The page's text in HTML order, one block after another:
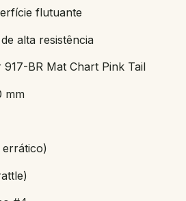
flutuante
alta resistência
917-BR Mat Chart Pink Tail
mm